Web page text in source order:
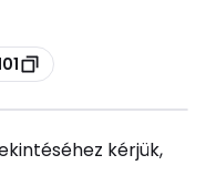
kérjük,